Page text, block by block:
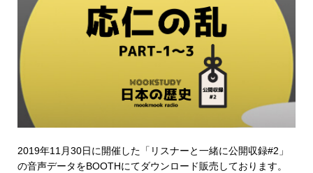
2019年11月30日に開催した「リスナーと一緒に公開収録#2」
の音声データをBOOTHにてダウンロード販売 しております。